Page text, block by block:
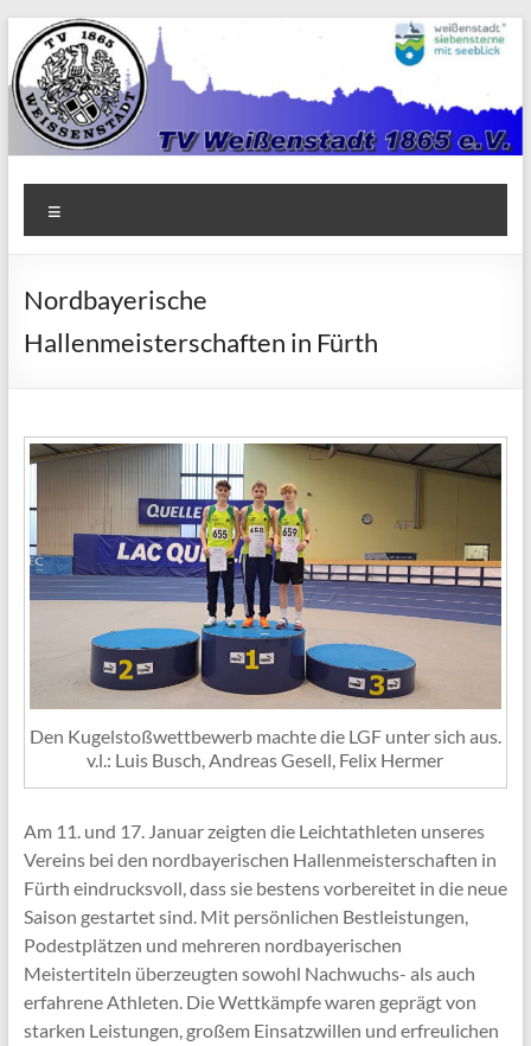
Zum
Inhalt
springen
TV
1865
Weißenstadt
e.V.
Nordbayerische
Hallenmeisterschaften in Fürth
Den Kugelstoßwettbewerb machte die LGF unter sich aus.
v.l.: Luis Busch, Andreas Gesell, Felix Hermer
Am 11. und 17. Januar zeigten die Leichtathleten unseres
Vereins bei den nordbayerischen Hallenmeisterschaften in
Fürth eindrucksvoll, dass sie bestens vorbereitet in die neue
Saison gestartet sind. Mit persönlichen Bestleistungen,
Podestplätzen und mehreren nordbayerischen
Meistertiteln überzeugten sowohl Nachwuchs- als auch
erfahrene Athleten. Die Wettkämpfe waren geprägt von
starken Leistungen, großem Einsatzwillen und erfreulichen